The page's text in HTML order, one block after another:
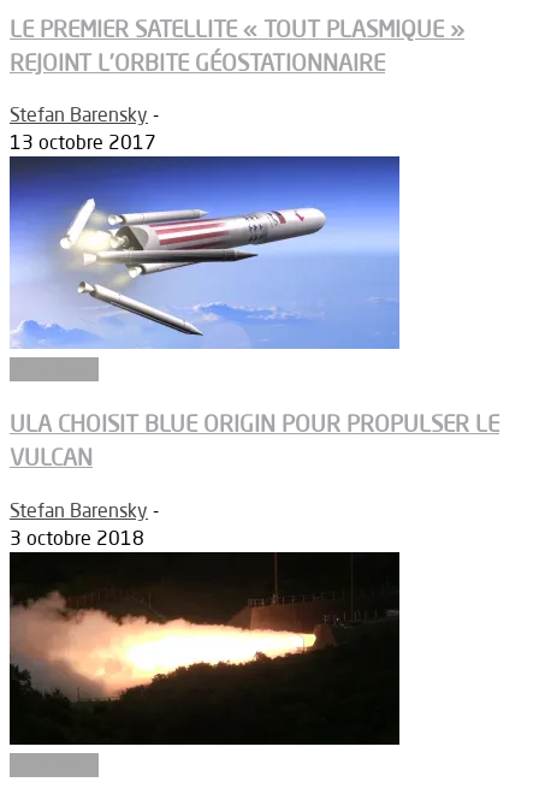
LE PREMIER SATELLITE « TOUT PLASMIQUE »
REJOINT L’ORBITE GÉOSTATIONNAIRE
Stefan Barensky -
13 octobre 2017
ULA CHOISIT BLUE ORIGIN POUR PROPULSER LE
VULCAN
Stefan Barensky -
3 octobre 2018